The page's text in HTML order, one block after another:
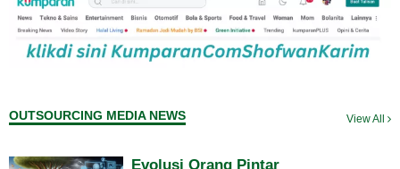
OUTSOURCING MEDIA NEWS View All
Evolusi Orang Pintar